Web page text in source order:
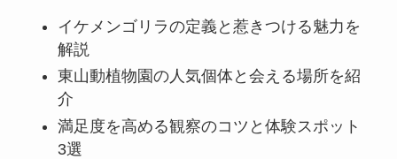
イケメンゴリラの定義と惹きつける魅力を
解説
東山動植物園の人気個体と会える場所を紹
介
満足度を高める観察のコツと体験スポット
3選